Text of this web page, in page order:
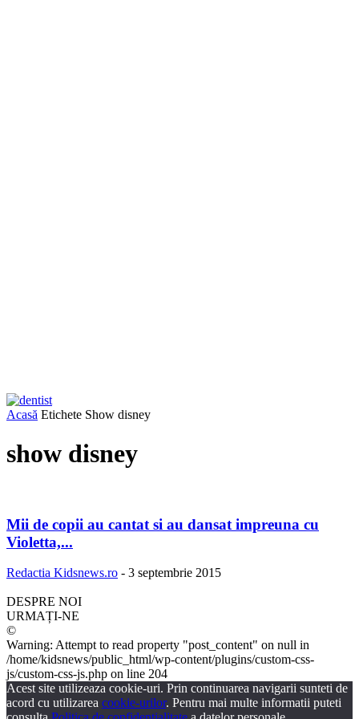
Acasă Etichete Show disney
show disney
Mii de copii au cantat si au dansat impreuna cu
Violetta,...
Redactia Kidsnews.ro - 3 septembrie 2015
DESPRE NOI
URMAȚI-NE
©
Warning: Attempt to read property "post_content" on null in
/home/kidsnews/public_html/wp-content/plugins/custom-css-
js/custom-css-js.php on line 204
Acest site utilizeaza cookie-uri. Prin continuarea navigarii sunteti de
acord cu utilizarea cookie-urilor. Pentru mai multe informatii puteti